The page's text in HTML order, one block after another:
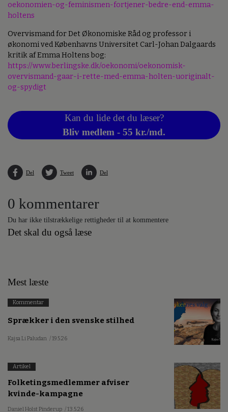
oekonomien-og-feminismen-fortjener-bedre-end-emma-
holtens
Overvismand for Det Økonomiske Råd og professor i
økonomi ved Københavns Universitet Carl-Johan Dalgaards
kritik af Emma Holtens bog:
https://www.berlingske.dk/oekonomi/oekonomisk-
overvismand-gaar-i-rette-med-emma-holten-uoriginalt-
og-spydigt
Kan du lide det du læser?
Bliv medlem - 55 kr./md.
Del Tweet Del
0 kommentarer
Du har ikke tilstrækkelige rettigheder til at kommentere
Det skal du også læse
Mest læste
Kommentar
Sprækker i den svenske stilhed
Kajsa Li Paludan / 19.5.26
Artikel
Folketingsmedlemmer afviser
kvinde-kampagne
Daniel Holst Pinderup / 13.5.26